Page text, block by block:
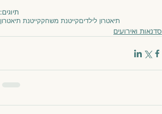
תיוגים:
תיאטרון לילדיםקייטנת משחקקייטנת תיאטרון
סדנאות ואירועים